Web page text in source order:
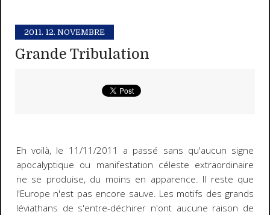
2011. 12. NOVEMBRE
Grande Tribulation
Eh voilà, le 11/11/2011 a passé sans qu'aucun signe
apocalyptique ou manifestation céleste extraordinaire
ne se produise, du moins en apparence. Il reste que
l'Europe n'est pas encore sauve. Les motifs des grands
léviathans de s'entre-déchirer n'ont aucune raison de